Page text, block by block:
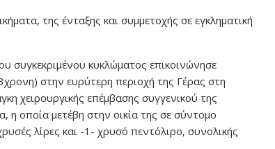
της ένταξης και συμμετοχής σε εγκληματική
συγκεκριμένου κυκλώματος επικοινώνησε
στην ευρύτερη περιοχή της Γέρας στη
χειρουργικής επέμβασης συγγενικού της
οποία μετέβη στην οικία της σε σύντομο
λίρες και -1- χρυσό πεντόλιρο, συνολικής